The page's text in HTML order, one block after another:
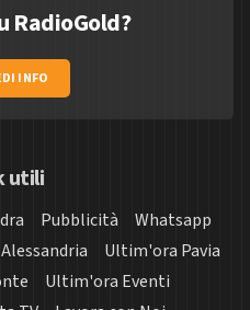
RadioGold?
INFO
utili
Pubblicità
Whatsapp
Ultim'ora Pavia
Ultim'ora Eventi